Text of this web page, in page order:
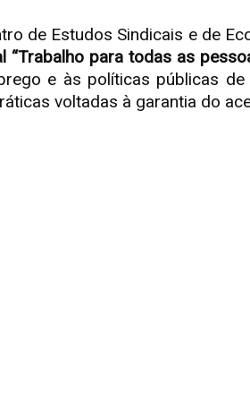
de Estudos Sindicais e de
“Trabalho para todas as
e às políticas públicas
voltadas à garantia do